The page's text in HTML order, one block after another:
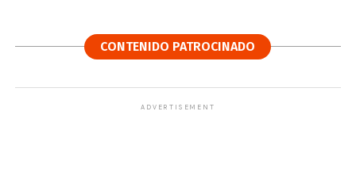
CONTENIDO PATROCINADO
ADVERTISEMENT